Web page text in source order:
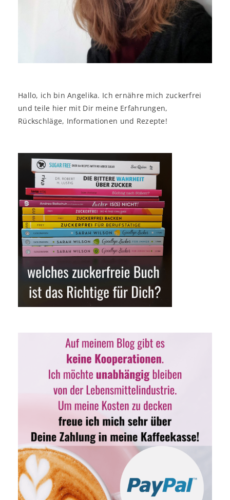
Hallo, ich bin Angelika. Ich ernähre mich zuckerfrei
und teile hier mit Dir meine Erfahrungen,
Rückschläge, Informationen und Rezepte!